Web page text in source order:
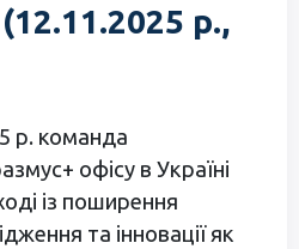
р.,
р. команда
офісу в Україні
із поширення
та інновації як